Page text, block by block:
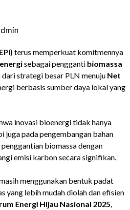
terus memperkuat komitmennya
sebagai pengganti biomassa
strategi besar PLN menuju Net
berbasis sumber daya lokal yang
inovasi bioenergi tidak hanya
juga pada pengembangan bahan
penggantian biomassa dengan
emisi karbon secara signifikan.
menggunakan bentuk padat
yang lebih mudah diolah dan efisien
Energi Hijau Nasional 2025